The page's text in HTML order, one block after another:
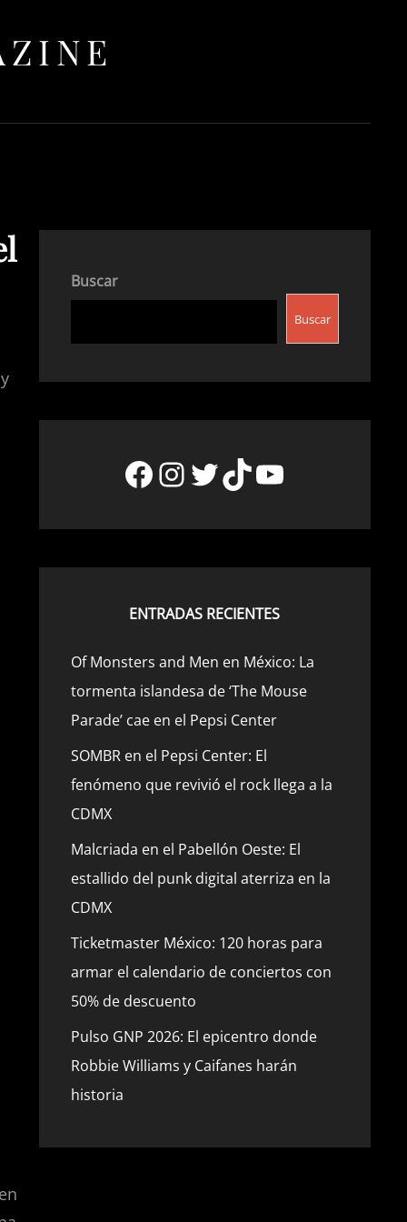
Buscar
Buscar
Facebook
Instagram
Twitter
TikTok
YouTube
ENTRADAS RECIENTES
Of Monsters and Men en México: La
tormenta islandesa de ‘The Mouse
Parade’ cae en el Pepsi Center
SOMBR en el Pepsi Center: El
fenómeno que revivió el rock llega a la
CDMX
Malcriada en el Pabellón Oeste: El
estallido del punk digital aterriza en la
CDMX
Ticketmaster México: 120 horas para
armar el calendario de conciertos con
50% de descuento
Pulso GNP 2026: El epicentro donde
Robbie Williams y Caifanes harán
historia